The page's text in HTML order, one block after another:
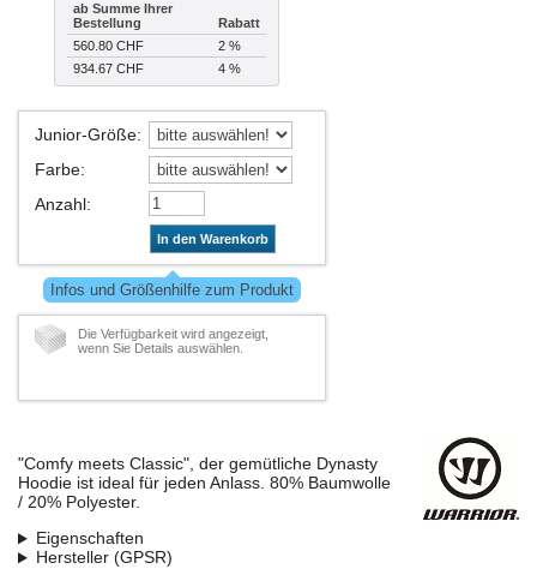
ab Summe Ihrer
Bestellung
Rabatt
560.80 CHF
2 %
934.67 CHF
4 %
Junior-Größe:
Farbe:
Anzahl:
In den Warenkorb
Infos und Größenhilfe zum Produkt
Die Verfügbarkeit wird angezeigt,
wenn Sie Details auswählen.
"Comfy meets Classic", der gemütliche Dynasty
Hoodie ist ideal für jeden Anlass. 80% Baumwolle
/ 20% Polyester.
Eigenschaften
Hersteller (GPSR)